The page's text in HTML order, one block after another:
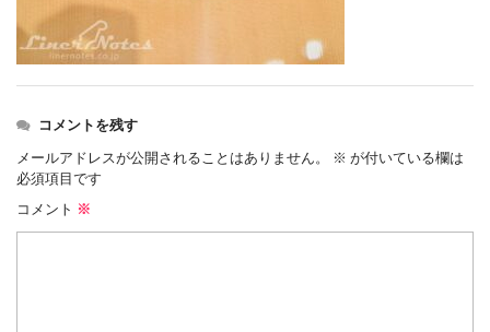
コメントを残す
メールアドレスが公開されることはありません。 ※ が付いている欄は
必須項目です
コメント ※